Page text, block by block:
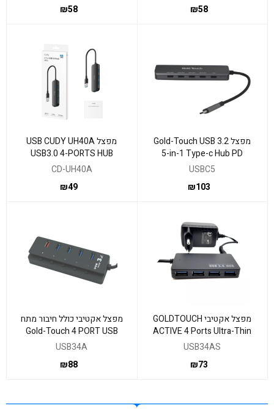
₪58
₪58
מפצל Gold-Touch USB 3.2
5-in-1 Type-c Hub PD
USBC5
₪103
מפצל USB CUDY UH40A
USB3.0 4-PORTS HUB
CD-UH40A
₪49
מפצל אקטיבי GOLDTOUCH
ACTIVE 4 Ports Ultra-Thin
USB 3.0 HUB
USB34AS
₪73
מפצל אקטיבי כולל חיבור מתח
Gold-Touch 4 PORT USB
3.0
USB34A
₪88